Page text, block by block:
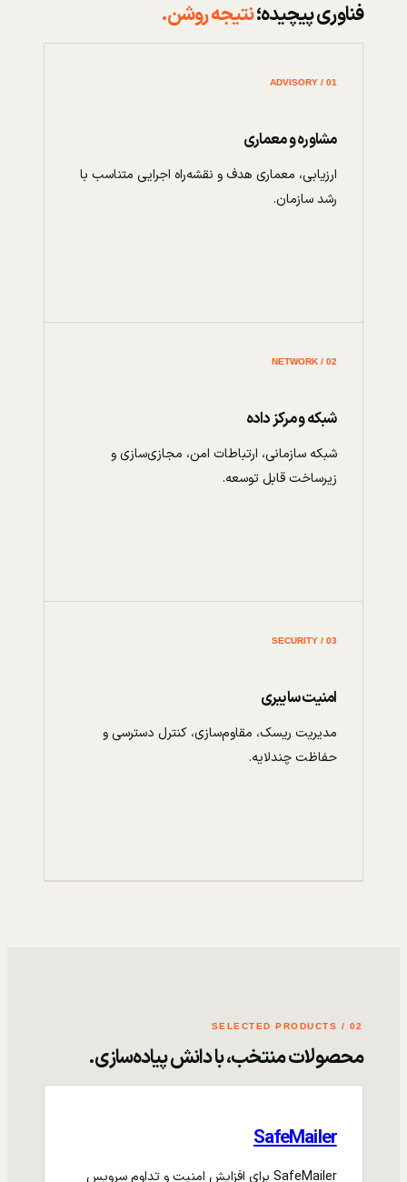
فناوری پیچیده؛نتیجه روشن.
01 / ADVISORY
مشاوره و معماری
ارزیابی، معماری هدف و نقشه‌راه اجرایی متناسب با
رشد سازمان.
02 / NETWORK
شبکه و مرکز داده
شبکه سازمانی، ارتباطات امن، مجازی‌سازی و
زیرساخت قابل توسعه.
03 / SECURITY
امنیت سایبری
مدیریت ریسک، مقاوم‌سازی، کنترل دسترسی و
حفاظت چندلایه.
02 / SELECTED PRODUCTS
محصولات منتخب، با دانش پیاده‌سازی.
SafeMailer
SafeMailer برای افزایش امنیت و تداوم سرویس